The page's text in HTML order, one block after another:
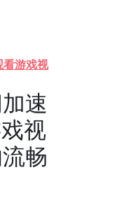
游戏视
速
视
畅